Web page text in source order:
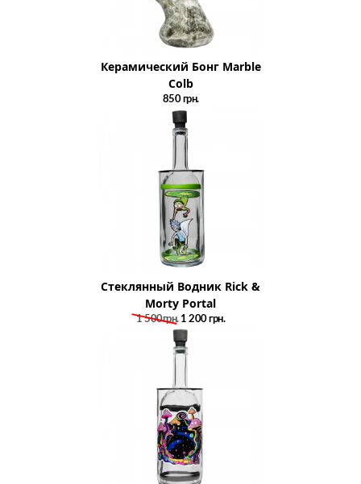
Керамический Бонг Marble
Colb
850грн.
Стеклянный Водник Rick &
Morty Portal
1 500грн. 1 200грн.